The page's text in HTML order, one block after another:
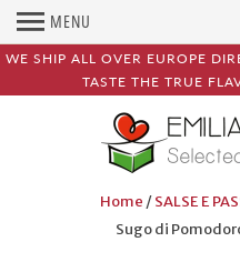
WE SHIP ALL OVER EUROPE
TASTE THE TRUE
MENU
Home /SALSE E
Sugo di